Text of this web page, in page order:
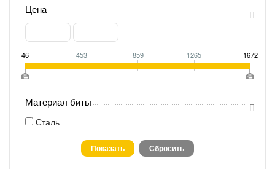
Цена
46 453 859 1265 1672
Материал биты
Сталь